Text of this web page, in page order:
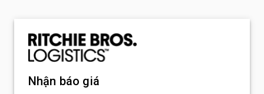
Nhận báo giá